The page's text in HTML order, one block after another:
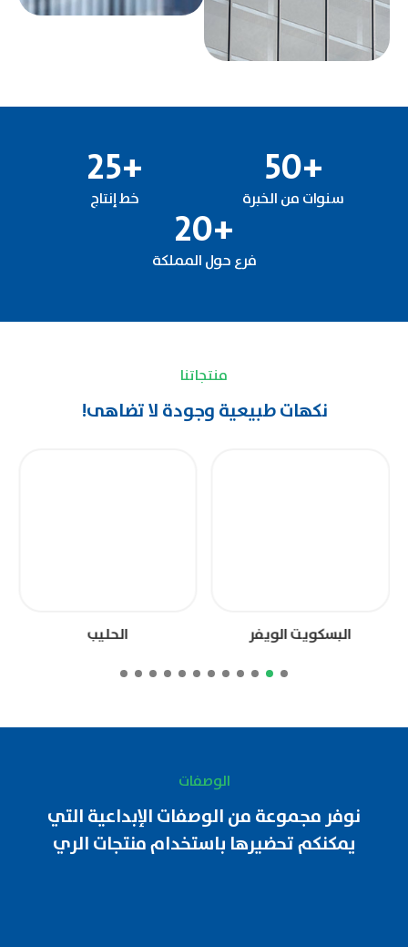
+
50
سنوات من الخبرة
+
25
خط إنتاج
+
20
فرع حول المملكة
منتجاتنا
نكهات طبيعية وجودة لا تضاهى!
البسكويت الويفر الحليب
الوصفات
نوفر مجموعة من الوصفات الإبداعية التي
يمكنكم تحضيرها باستخدام منتجات الري